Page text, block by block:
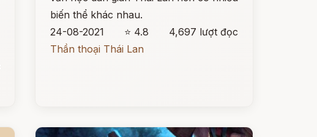
biến thể khác nhau.
24-08-2021
⭐ 4.8
4,697 lượt đọc
Thần thoại Thái Lan